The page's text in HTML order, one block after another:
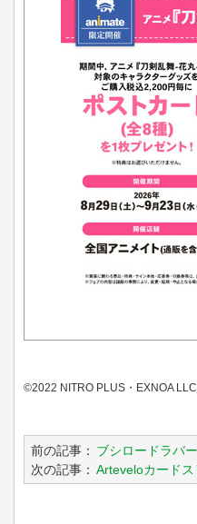
©2022 NITRO PLUS・EXNOA
前の記事： ブシロードラバ
次の記事： Arteveloカードス